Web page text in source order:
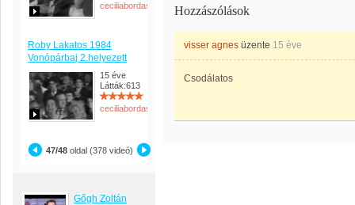
ceciliabordas
Roby Lakatos 1984
Vonópárbaj 2.helyezett
15 éve
Látták:613
ceciliabordas
47/48 oldal (378 videó)
Gőgh Zoltán
Hozzászólások
visser agnes üzente 15 éve
Csodálatos